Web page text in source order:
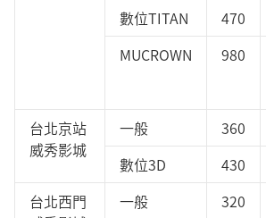
數位TITAN
470
MUCROWN
980
台北京站
威秀影城
一般 360
數位3D
430
台北西門
一般 320